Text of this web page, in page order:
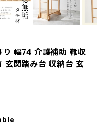
り 幅74 介護補助 靴収
玄関踏み台 収納台 玄